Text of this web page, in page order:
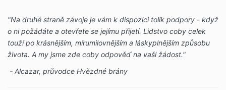
"Na druhé straně závoje je vám k dispozici tolik podpory - když
o ni požádáte a otevřete se jejímu přijetí. Lidstvo coby celek
touží po krásnějším, mírumilovnějším a láskyplnějším způsobu
života. A my jsme zde coby odpověď na vaši žádost."
- Alcazar, průvodce Hvězdné brány